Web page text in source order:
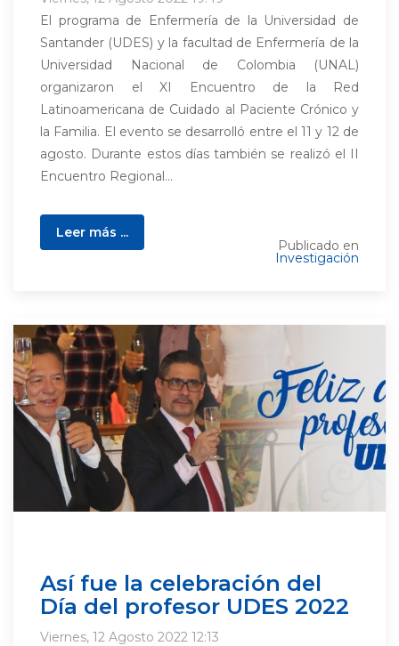
El programa de Enfermería de la Universidad de
Santander (UDES) y la facultad de Enfermería de la
Universidad Nacional de Colombia (UNAL)
organizaron el XI Encuentro de la Red
Latinoamericana de Cuidado al Paciente Crónico y
la Familia. El evento se desarrolló entre el 11 y 12 de
agosto. Durante estos días también se realizó el II
Encuentro Regional...
Leer más ...
Publicado en
Investigación
Así fue la celebración del
Día del profesor UDES 2022
Viernes, 12 Agosto 2022 12:13